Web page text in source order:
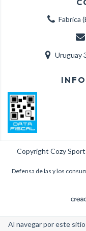
Al navegar por este sitio
Fabrica
Uruguay
Copyright Cozy
Defensa de las y los